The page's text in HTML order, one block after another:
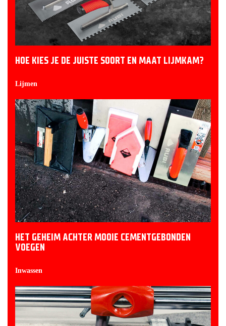
HOE KIES JE DE JUISTE SOORT EN MAAT LIJMKAM?
Lijmen
HET GEHEIM ACHTER MOOIE CEMENTGEBONDEN
VOEGEN
Inwassen